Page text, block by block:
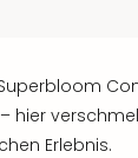
hier
Erlebnis.